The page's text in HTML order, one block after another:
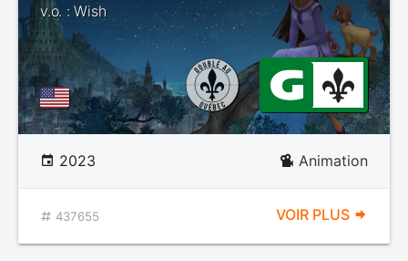
v.o. : Wish
2023 Animation
437655 VOIR PLUS